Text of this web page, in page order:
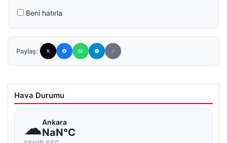
Beni hatırla
Paylaş:
Hava Durumu
☁Ankara
NaN°C